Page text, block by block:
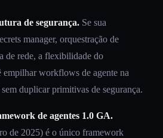
de segurança. Se sua
manager, orquestração de
de rede, a flexibilidade do
workflows de agente na
duplicar primitivas de segurança.
de agentes 1.0 GA.
de 2025) é o único framework